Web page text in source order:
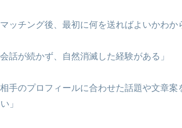
ッチング後、最初に何を送ればよいかわか
話が続かず、自然消滅した経験がある」
手のプロフィールに合わせた話題や文章
」